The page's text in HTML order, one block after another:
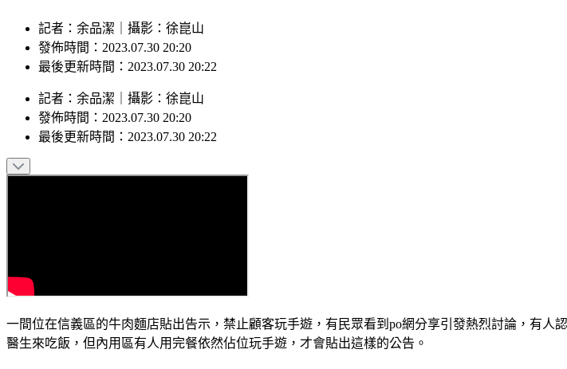
記者：余品潔｜攝影：徐崑山
發佈時間：2023.07.30 20:20
最後更新時間：2023.07.30 20:22
記者 ： 余品潔 攝影 ： 徐崑山
發佈時間： 2023.07.30 20:20
最後更新時間： 2023.07.30 20:22
一間位在信義區的牛肉麵店貼出告示，禁止顧客玩手遊，有民眾看到po網分享引發熱烈討論，有
醫生來吃飯，但內用區有人用完餐依然佔位玩手遊，才會貼出這樣的公告。